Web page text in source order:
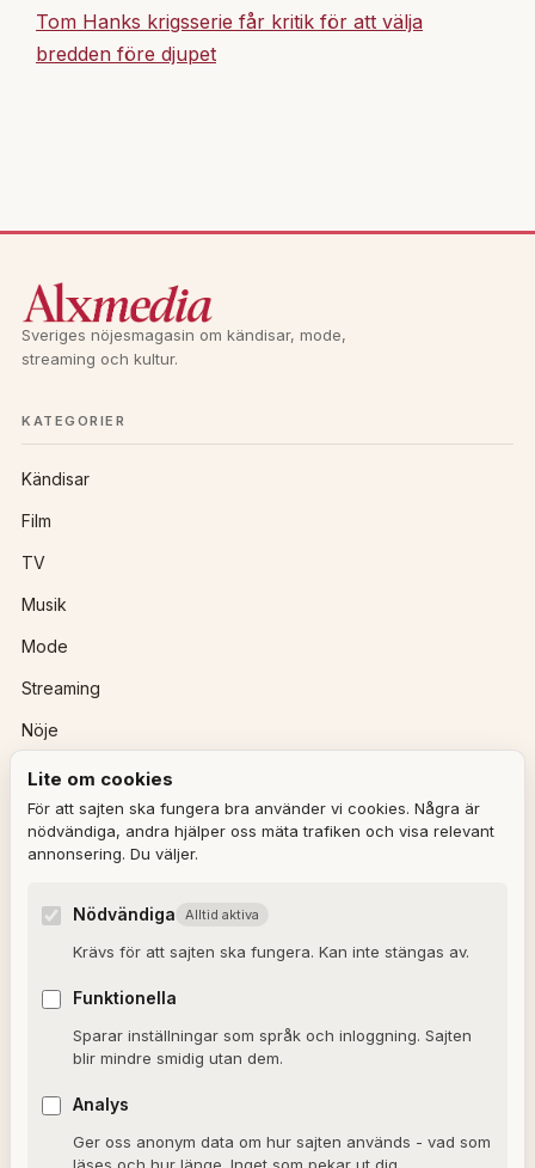
Tom Hanks krigsserie får kritik för att välja
bredden före djupet
Sveriges nöjesmagasin om kändisar, mode,
streaming och kultur.
KATEGORIER
Kändisar
Film
TV
Musik
Mode
Streaming
Nöje
Ulla Granqvist
Om Alxmedia
Lite om cookies
För att sajten ska fungera bra använder vi cookies. Några är
nödvändiga, andra hjälper oss mäta trafiken och visa relevant
annonsering. Du väljer.
Nödvändiga Alltid aktiva
Krävs för att sajten ska fungera. Kan inte stängas av.
Funktionella
Sparar inställningar som språk och inloggning. Sajten
blir mindre smidig utan dem.
Analys
Ger oss anonym data om hur sajten används - vad som